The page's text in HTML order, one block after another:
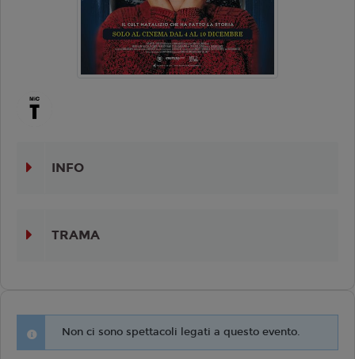
INFO
TRAMA
Non ci sono spettacoli legati a questo evento.